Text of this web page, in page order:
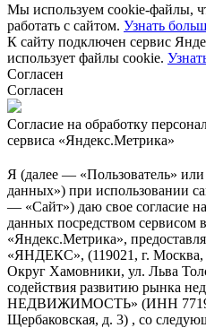
Мы используем cookie-файлы,
работать с сайтом. Узнать
К сайту подключен сервис
использует файлы cookie.
Согласен
Согласен
Согласие на обработку
сервиса «Яндекс.Метрика»
Я (далее — «Пользователь»
данных») при использовании
— «Сайт») даю свое согласие
данных посредством сервисом
«Яндекс.Метрика»,
«ЯНДЕКС», (119021, г.
Округ Хамовники, ул. Льва
содействия развитию рынка
НЕДВИЖИМОСТЬ» (ИНН
Щербаковская, д. 3) , со